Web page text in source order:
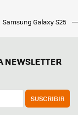
Samsung Galaxy S25
SUSCRIBIR